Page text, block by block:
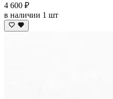
4 600 ₽
в наличии 1 шт